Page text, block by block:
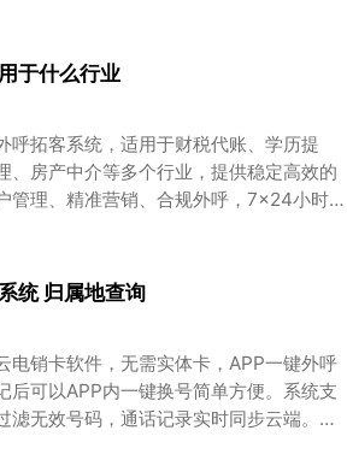
于什么行业
呼拓客系统，适用于财税代账、学历提
、房产中介等多个行业，提供稳定高效的
管理、精准营销、合规外呼，7×24小时稳
统 归属地查询
电销卡软件，无需实体卡，APP一键外呼
后可以APP内一键换号简单方便。系统支
滤无效号码，通话记录实时同步云端。内